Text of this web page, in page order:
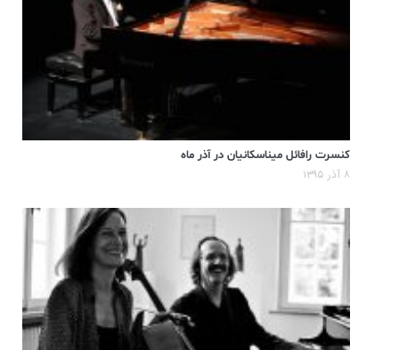
کنسرت رافائل میناسکانیان در آذر ماه
۸ آذر ۱۳۹۵